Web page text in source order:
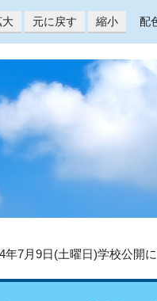
大 元に戻す 縮小 配
年7月9日(土曜日)学校公開